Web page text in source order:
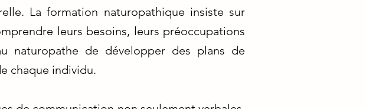
La formation naturopathique insiste sur
leurs besoins, leurs préoccupations
naturopathe de développer des plans de
chaque individu.